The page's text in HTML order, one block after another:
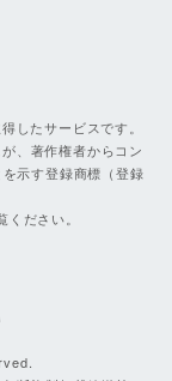
したサービスです。
、著作権者からコン
示す登録商標（登録
ださい。